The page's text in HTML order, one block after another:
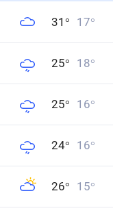
31 ° 17°
25° 18°
25° 16°
24° 16°
26° 15°